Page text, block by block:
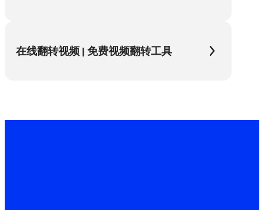
在线翻转视频 | 免费视频翻转工具